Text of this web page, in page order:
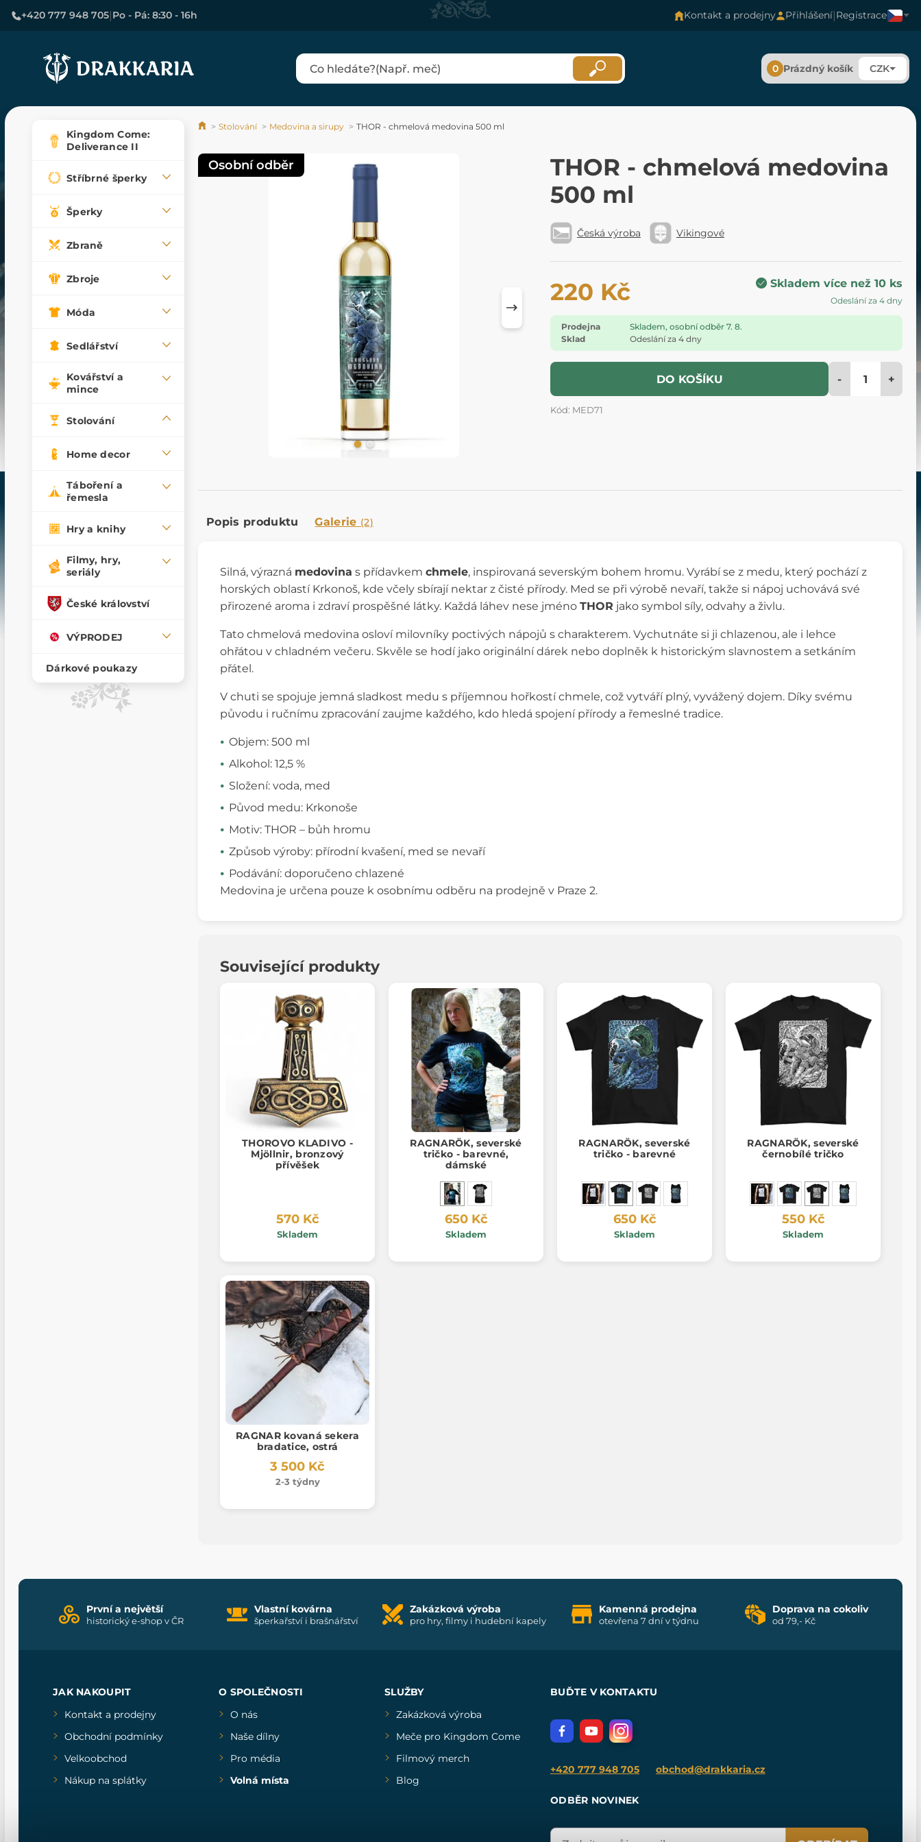
+420 777 948 705|Po - Pá: 8:30 - 16h Kontakt a prodejny Přihlášení|Registrace
0 Prázdný košík CZK
Kingdom Come:
Deliverance II
Stříbrné šperky
Šperky
Zbraně
Zbroje
Móda
Sedlářství
Kovářství a
mince
Stolování
Home decor
Táboření a
řemesla
Hry a knihy
Filmy, hry,
seriály
České království
VÝPRODEJ
Dárkové poukazy
Stolování Medovina a sirupy THOR - chmelová medovina 500 ml
THOR - chmelová medovina
500 ml
Česká výroba Vikingové
220 Kč Skladem více než 10 ks
Odeslání za 4 dny
Prodejna
Skladem, osobní odběr 7. 8.
Sklad
Odeslání za 4 dny
DO KOŠÍKU - +
Kód: MED71
Osobní odběr
Popis produktu Galerie (2)
Silná, výrazná medovina s přídavkem chmele, inspirovaná severským bohem hromu. Vyrábí se z medu, který pochází z
horských oblastí Krkonoš, kde včely sbírají nektar z čisté přírody. Med se při výrobě nevaří, takže si nápoj uchovává své
přirozené aroma i zdraví prospěšné látky. Každá láhev nese jméno THOR jako symbol síly, odvahy a živlu.
Tato chmelová medovina osloví milovníky poctivých nápojů s charakterem. Vychutnáte si ji chlazenou, ale i lehce
ohřátou v chladném večeru. Skvěle se hodí jako originální dárek nebo doplněk k historickým slavnostem a setkáním
přátel.
V chuti se spojuje jemná sladkost medu s příjemnou hořkostí chmele, což vytváří plný, vyvážený dojem. Díky svému
původu i ručnímu zpracování zaujme každého, kdo hledá spojení přírody a řemeslné tradice.
Objem: 500 ml
Alkohol: 12,5 %
Složení: voda, med
Původ medu: Krkonoše
Motiv: THOR – bůh hromu
Způsob výroby: přírodní kvašení, med se nevaří
Podávání: doporučeno chlazené
Medovina je určena pouze k osobnímu odběru na prodejně v Praze 2.
Související produkty
THOROVO KLADIVO -
Mjöllnir, bronzový
přívěšek
570 Kč
Skladem
RAGNARÖK, severské
tričko - barevné,
dámské
650 Kč
Skladem
RAGNARÖK, severské
tričko - barevné
650 Kč
Skladem
RAGNARÖK, severské
černobílé tričko
550 Kč
Skladem
RAGNAR kovaná sekera
bradatice, ostrá
3 500 Kč
2-3 týdny
První a největší
historický e-shop v ČR
Vlastní kovárna
šperkařství i brašnářství
Zakázková výroba
pro hry, filmy i hudební kapely
Kamenná prodejna
otevřena 7 dní v týdnu
Doprava na cokoliv
od 79,- Kč
JAK NAKOUPIT
Kontakt a prodejny
Obchodní podmínky
Velkoobchod
Nákup na splátky
O SPOLEČNOSTI
O nás
Naše dílny
Pro média
Volná místa
SLUŽBY
Zakázková výroba
Meče pro Kingdom Come
Filmový merch
Blog
BUĎTE V KONTAKTU
+420 777 948 705 obchod@drakkaria.cz
ODBĚR NOVINEK